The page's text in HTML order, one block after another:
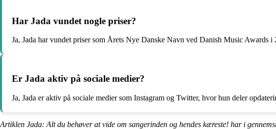
Har Jada vundet nogle priser?
Ja, Jada har vundet priser som Årets Nye Danske Navn ved Danish Music Awards
Er Jada aktiv på sociale medier?
Ja, Jada er aktiv på sociale medier som Instagram og Twitter, hvor hun deler
Artiklen Jada: Alt du behøver at vide om sangerinden og hendes kæreste! har i